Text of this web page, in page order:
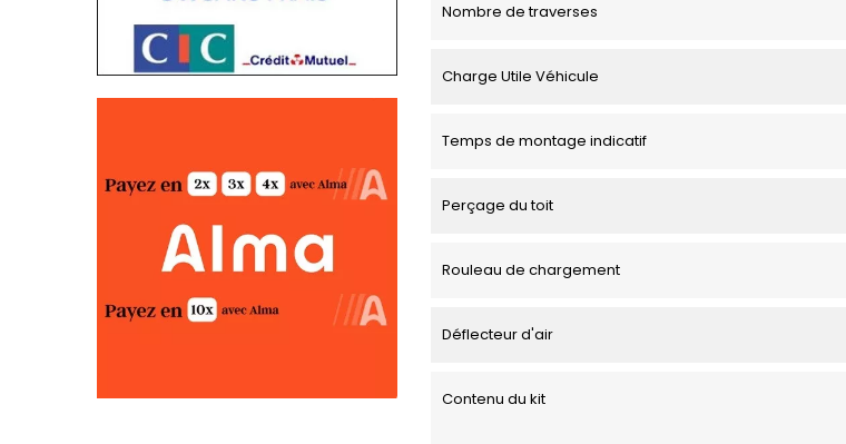
Nombre de traverses
Charge Utile Véhicule
Temps de montage indicatif
Perçage du toit
Rouleau de chargement
Déflecteur d'air
Contenu du kit